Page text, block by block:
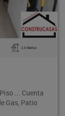
2.0 Baños
... Cuenta
Gas, Patio